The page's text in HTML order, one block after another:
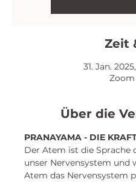
Zeit
31. Jan.
Zoom
Über die
PRANAYAMA - DIE
Der Atem ist die Sprache
unser Nervensystem und
Atem das Nervensystem